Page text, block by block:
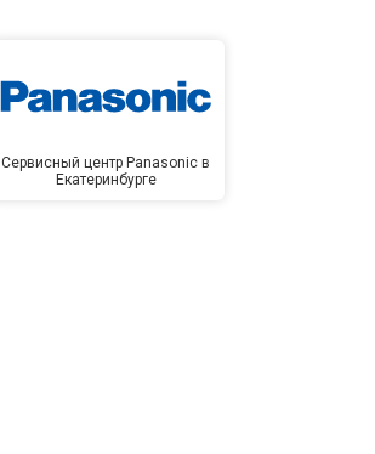
Сервисный центр Panasonic в
Екатеринбурге